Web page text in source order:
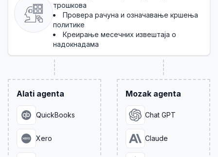
трошкова
Провера рачуна и означавање кршења
политике
Креирање месечних извештаја о
надокнадама
Alati agenta
QuickBooks
Xero
Mozak agenta
Chat GPT
Claude